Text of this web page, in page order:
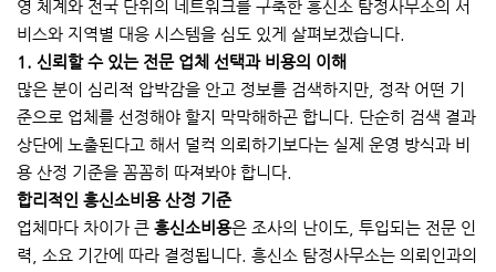
영 체계와 전국 단위의 네트워크를 구축한 흥신소 탐정사무소의 서
비스와 지역별 대응 시스템을 심도 있게 살펴보겠습니다.
1. 신뢰할 수 있는 전문 업체 선택과 비용의 이해
많은 분이 심리적 압박감을 안고 정보를 검색하지만, 정작 어떤 기
준으로 업체를 선정해야 할지 막막해하곤 합니다. 단순히 검색 결과
상단에 노출된다고 해서 덜컥 의뢰하기보다는 실제 운영 방식과 비
용 산정 기준을 꼼꼼히 따져봐야 합니다.
합리적인 흥신소비용 산정 기준
업체마다 차이가 큰 흥신소비용은 조사의 난이도, 투입되는 전문 인
력, 소요 기간에 따라 결정됩니다. 흥신소 탐정사무소는 의뢰인과의